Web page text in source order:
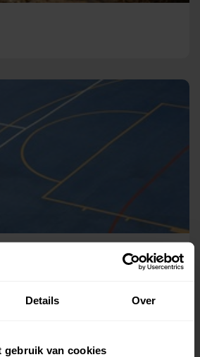
Details Over
gebruik van cookies